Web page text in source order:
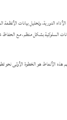
الدورية، وتحليل بيانات
السلوكية بشكل منظم، مع
الأنماط هو الخطوة الأولى نحو